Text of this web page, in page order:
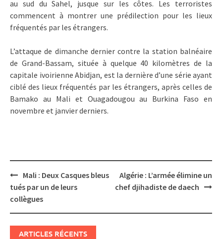
au sud du Sahel, jusque sur les côtes. Les terroristes
commencent à montrer une prédilection pour les lieux
fréquentés par les étrangers.
L’attaque de dimanche dernier contre la station balnéaire
de Grand-Bassam, située à quelque 40 kilomètres de la
capitale ivoirienne Abidjan, est la dernière d’une série ayant
ciblé des lieux fréquentés par les étrangers, après celles de
Bamako au Mali et Ouagadougou au Burkina Faso en
novembre et janvier derniers.
Post
navigation
Mali : Deux Casques bleus
tués par un de leurs
collègues
Algérie : L’armée élimine un
chef djihadiste de daech
ARTICLES RÉCENTS